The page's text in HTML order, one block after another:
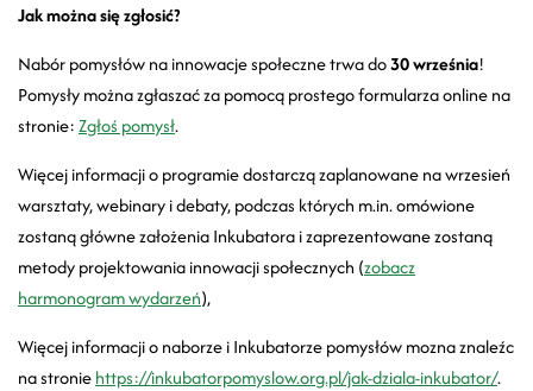
Jak można się zgłosić?
Nabór pomysłów na innowacje społeczne trwa do30 września!
Pomysły można zgłaszać za pomocą prostego formularza online na
stronie:Zgłoś pomysł.
Więcej informacji o programie dostarczą zaplanowane na wrzesień
warsztaty, webinary i debaty, podczas których m.in. omówione
zostaną główne założenia Inkubatora i zaprezentowane zostaną
metody projektowania innowacji społecznych (zobacz
harmonogram wydarzeń),
Więcej informacji o naborze i Inkubatorze pomysłów mozna znaleźc
na stroniehttps://inkubatorpomyslow.org.pl/jak-dziala-inkubator/.